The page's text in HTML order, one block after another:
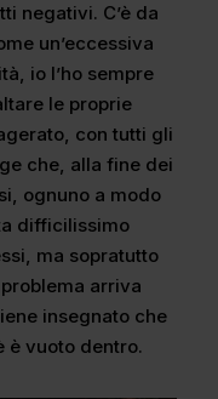
negativi. C’è da
un’eccessiva
io l’ho sempre
le proprie
con tutti gli
che, alla fine dei
ognuno a modo
difficilissimo
ma sopratutto
arriva
insegnato che
è vuoto dentro.